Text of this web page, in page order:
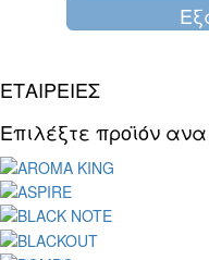
ΕΤΑΙΡΕΙΕΣ
Επιλέξτε προϊόν